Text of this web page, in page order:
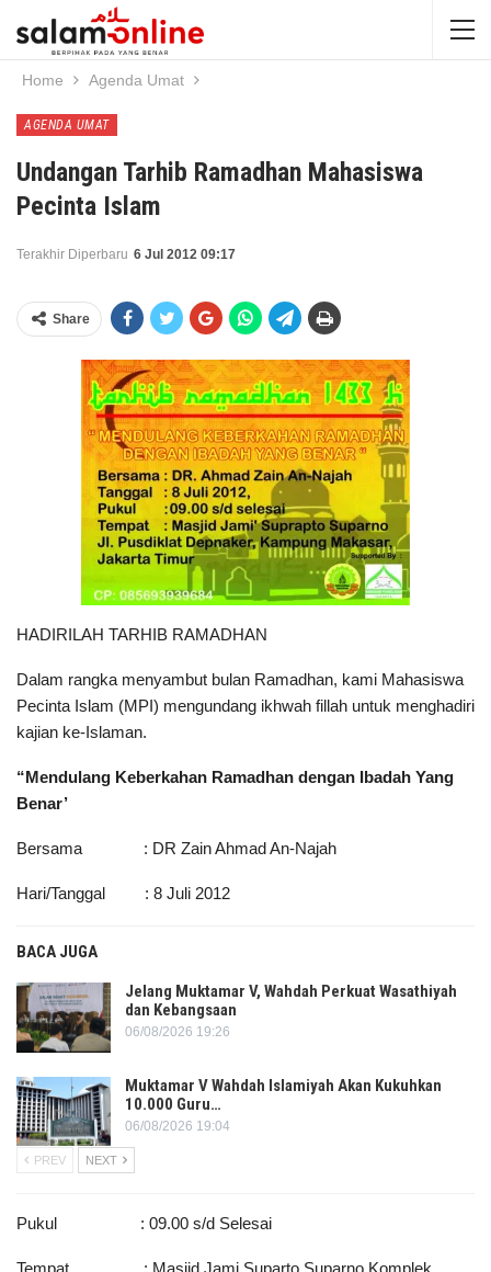
Home Agenda Umat
AGENDA UMAT
Undangan Tarhib Ramadhan Mahasiswa
Pecinta Islam
Terakhir Diperbaru 6 Jul 2012 09:17
Share
HADIRILAH TARHIB RAMADHAN
Dalam rangka menyambut bulan Ramadhan, kami Mahasiswa
Pecinta Islam (MPI) mengundang ikhwah fillah untuk menghadiri
kajian ke-Islaman.
“Mendulang Keberkahan Ramadhan dengan Ibadah Yang
Benar’
Bersama : DR Zain Ahmad An-Najah
Hari/Tanggal : 8 Juli 2012
BACA JUGA
Jelang Muktamar V, Wahdah Perkuat Wasathiyah
dan Kebangsaan
06/08/2026 19:26
Muktamar V Wahdah Islamiyah Akan Kukuhkan
10.000 Guru…
06/08/2026 19:04
PREV NEXT
Pukul : 09.00 s/d Selesai